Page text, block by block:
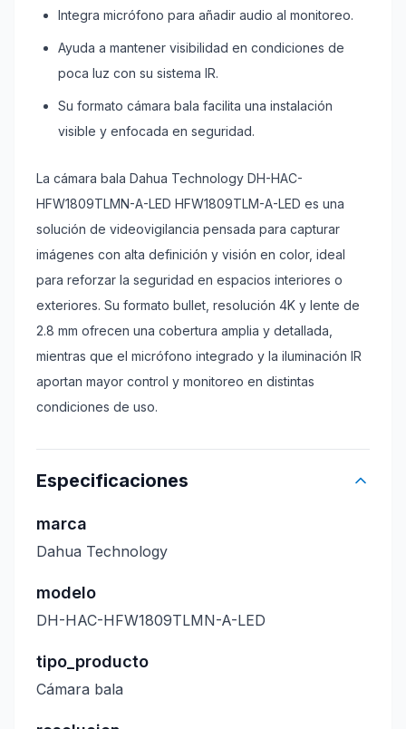
Integra micrófono para añadir audio al monitoreo.
Ayuda a mantener visibilidad en condiciones de
poca luz con su sistema IR.
Su formato cámara bala facilita una instalación
visible y enfocada en seguridad.
La cámara bala Dahua Technology DH-HAC-
HFW1809TLMN-A-LED HFW1809TLM-A-LED es una
solución de videovigilancia pensada para capturar
imágenes con alta definición y visión en color, ideal
para reforzar la seguridad en espacios interiores o
exteriores. Su formato bullet, resolución 4K y lente de
2.8 mm ofrecen una cobertura amplia y detallada,
mientras que el micrófono integrado y la iluminación IR
aportan mayor control y monitoreo en distintas
condiciones de uso.
Especificaciones
marca
Dahua Technology
modelo
DH-HAC-HFW1809TLMN-A-LED
tipo_producto
Cámara bala